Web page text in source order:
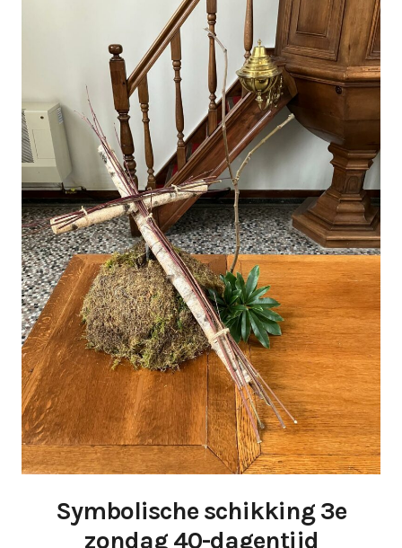
Symbolische schikking 3e
zondag 40-dagentijd